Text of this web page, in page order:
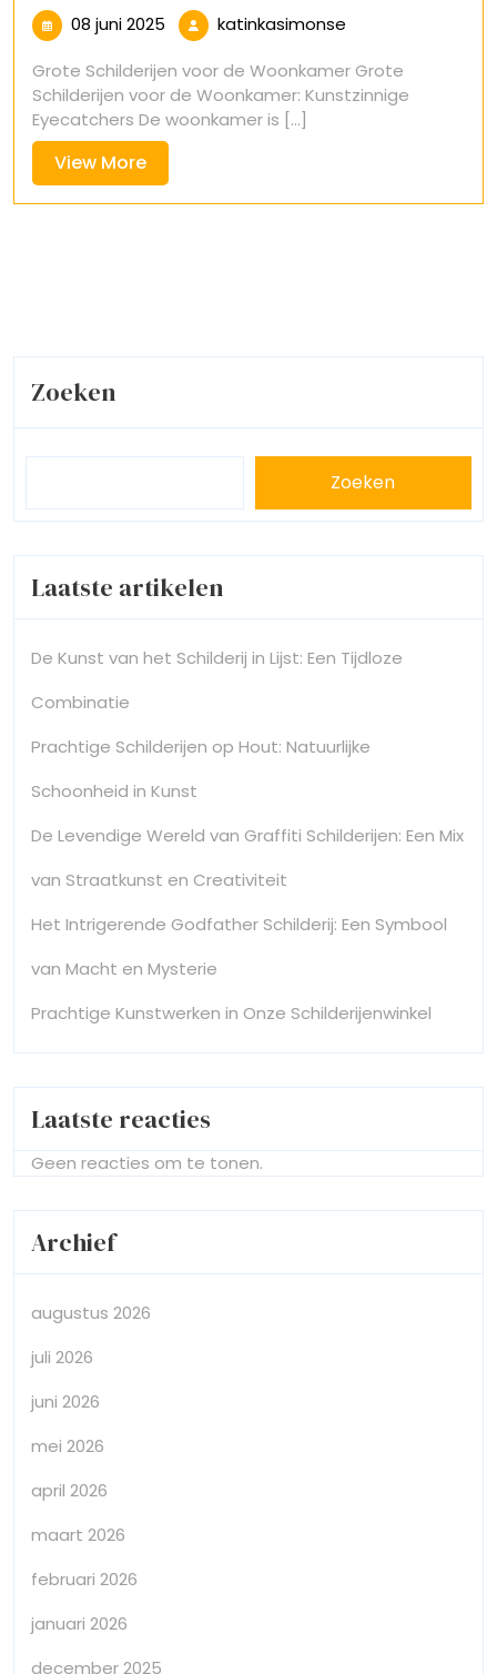
08 juni 2025 08
juni
2025
katinkasimonse
Grote Schilderijen voor de Woonkamer Grote
Schilderijen voor de Woonkamer: Kunstzinnige
Eyecatchers De woonkamer is [...]
View MoreView
More
Zoeken
Zoeken
Laatste artikelen
De Kunst van het Schilderij in Lijst: Een Tijdloze
Combinatie
Prachtige Schilderijen op Hout: Natuurlijke
Schoonheid in Kunst
De Levendige Wereld van Graffiti Schilderijen: Een Mix
van Straatkunst en Creativiteit
Het Intrigerende Godfather Schilderij: Een Symbool
van Macht en Mysterie
Prachtige Kunstwerken in Onze Schilderijenwinkel
Laatste reacties
Geen reacties om te tonen.
Archief
augustus 2026
juli 2026
juni 2026
mei 2026
april 2026
maart 2026
februari 2026
januari 2026
december 2025